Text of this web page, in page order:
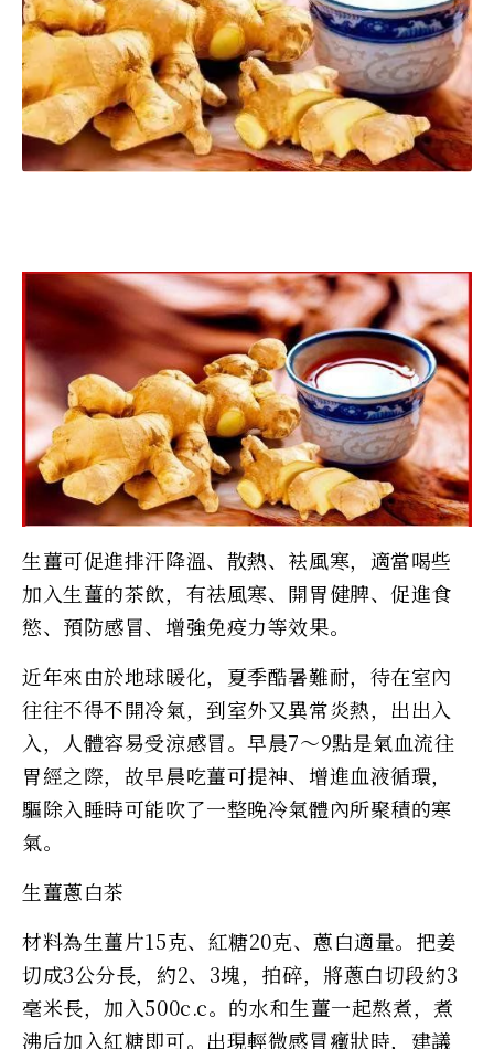
生薑可促進排汗降溫、散熱、袪風寒，適當喝些
加入生薑的茶飲，有祛風寒、開胃健脾、促進食
慾、預防感冒、增強免疫力等效果。
近年來由於地球暖化，夏季酷暑難耐，待在室內
往往不得不開冷氣，到室外又異常炎熱，出出入
入，人體容易受涼感冒。早晨7～9點是氣血流往
胃經之際，故早晨吃薑可提神、增進血液循環，
驅除入睡時可能吹了一整晚冷氣體內所聚積的寒
氣。
生薑蔥白茶
材料為生薑片15克、紅糖20克、蔥白適量。把姜
切成3公分長，約2、3塊，拍碎，將蔥白切段約3
毫米長，加入500c.c。的水和生薑一起熬煮，煮
沸后加入紅糖即可。出現輕微感冒癥狀時，建議